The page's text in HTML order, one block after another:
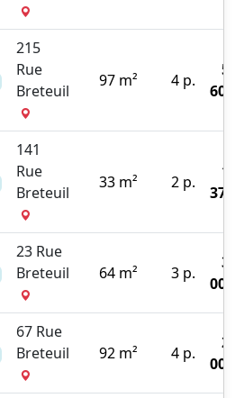
215
Rue
Breteuil
97 m² 4 p.
141
Rue
Breteuil
33 m² 2 p.
23 Rue
Breteuil
64 m² 3 p.
67 Rue
Breteuil
92 m² 4 p.